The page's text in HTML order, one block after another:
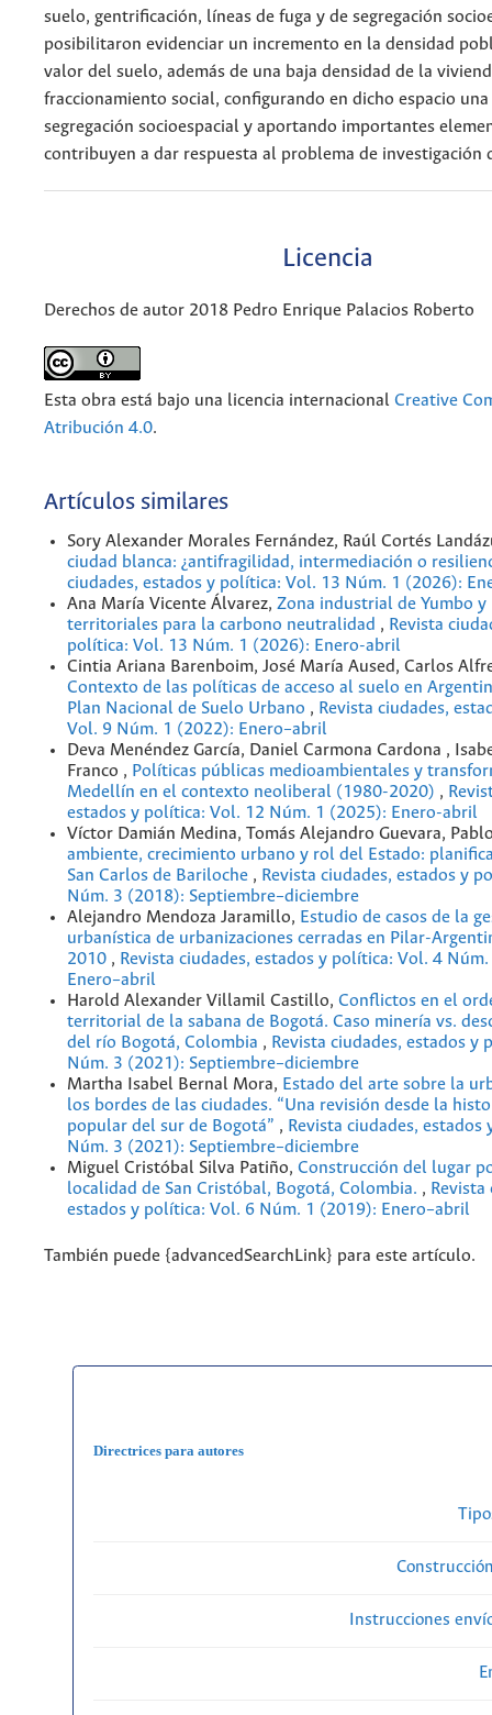
suelo, gentrificación, líneas de fuga y de segregación
posibilitaron evidenciar un incremento en la densidad
valor del suelo, además de una baja densidad de la
fraccionamiento social, configurando en dicho espacio
segregación socioespacial y aportando importantes
contribuyen a dar respuesta al problema de investigación
Licencia
Derechos de autor 2018 Pedro Enrique Palacios Roberto
Esta obra está bajo una licencia internacional Creative
Atribución 4.0.
Artículos similares
Sory Alexander Morales Fernández, Raúl Cortés
ciudad blanca: ¿antifragilidad, intermediación o
ciudades, estados y política: Vol. 13 Núm. 1 (2026):
Ana María Vicente Álvarez, Zona industrial de Yumbo
territoriales para la carbono neutralidad , Revista
política: Vol. 13 Núm. 1 (2026): Enero-abril
Cintia Ariana Barenboim, José María Aused, Carlos
Contexto de las políticas de acceso al suelo en
Plan Nacional de Suelo Urbano , Revista ciudades,
Vol. 9 Núm. 1 (2022): Enero–abril
Deva Menéndez García, Daniel Carmona Cardona ,
Franco , Políticas públicas medioambientales y
Medellín en el contexto neoliberal (1980-2020) ,
estados y política: Vol. 12 Núm. 1 (2025): Enero-abril
Víctor Damián Medina, Tomás Alejandro Guevara,
ambiente, crecimiento urbano y rol del Estado:
San Carlos de Bariloche , Revista ciudades, estados y
Núm. 3 (2018): Septiembre–diciembre
Alejandro Mendoza Jaramillo, Estudio de casos de la
urbanística de urbanizaciones cerradas en Pilar-
2010 , Revista ciudades, estados y política: Vol. 4
Enero–abril
Harold Alexander Villamil Castillo, Conflictos en el
territorial de la sabana de Bogotá. Caso minería vs.
del río Bogotá, Colombia , Revista ciudades, estados y
Núm. 3 (2021): Septiembre–diciembre
Martha Isabel Bernal Mora, Estado del arte sobre la
los bordes de las ciudades. “Una revisión desde la
popular del sur de Bogotá” , Revista ciudades,
Núm. 3 (2021): Septiembre–diciembre
Miguel Cristóbal Silva Patiño, Construcción del lugar
localidad de San Cristóbal, Bogotá, Colombia. , Revista
estados y política: Vol. 6 Núm. 1 (2019): Enero–abril
También puede {advancedSearchLink} para este artículo.
Directrices para autores
Instrucciones